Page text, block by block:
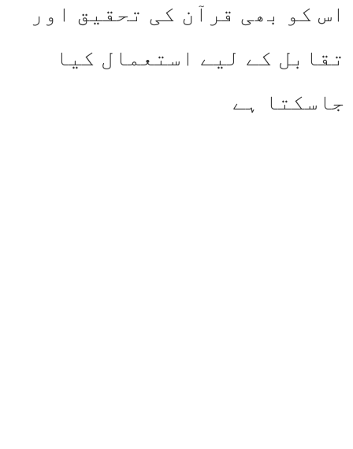
اس کو بھی قرآن کی تحقیق اور
تقابل کے لیے استعمال کیا
جاسکتا ہے